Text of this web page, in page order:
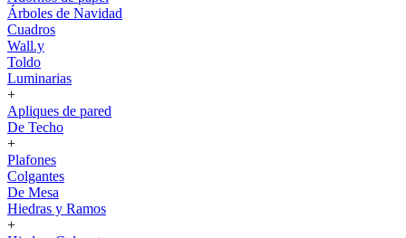
Árboles de Navidad
Cuadros
Wall.y
Toldo
Luminarias
+
Apliques de pared
De Techo
+
Plafones
Colgantes
De Mesa
Hiedras y Ramos
+